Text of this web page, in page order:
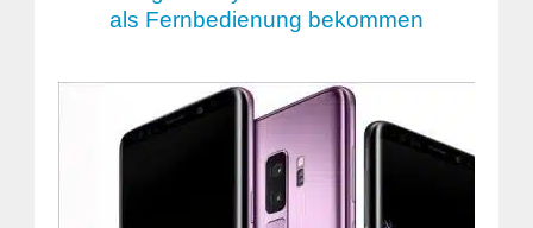
als Fernbedienung bekommen